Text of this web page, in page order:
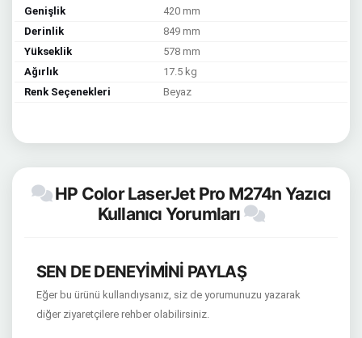
Genişlik
420 mm
Derinlik
849 mm
Yükseklik
578 mm
Ağırlık
17.5 kg
Renk Seçenekleri
Beyaz
HP Color LaserJet Pro M274n Yazıcı
Kullanıcı Yorumları
SEN DE DENEYİMİNİ PAYLAŞ
Eğer bu ürünü kullandıysanız, siz de yorumunuzu yazarak
diğer ziyaretçilere rehber olabilirsiniz.